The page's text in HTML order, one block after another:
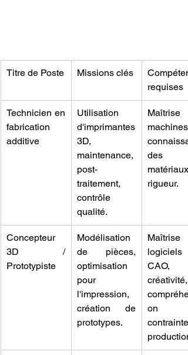
Titre de Poste Missions clés
requises
Technicien en
fabrication
additive
Utilisation
d'imprimantes
3D,
maintenance,
post-
traitement,
contrôle
qualité.
Maîtrise
machines,
des
matériaux,
rigueur.
Concepteur
3D /
Prototypiste
Modélisation
de pièces,
optimisation
pour
l'impression,
création de
prototypes.
Maîtrise
logiciels
CAO,
créativité,
on
production.